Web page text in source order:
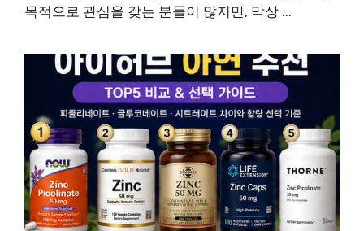
목적으로 관심을 갖는 분들이 많지만, 막상 ...